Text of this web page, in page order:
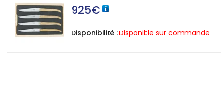
925€
Disponibilité :Disponible sur commande